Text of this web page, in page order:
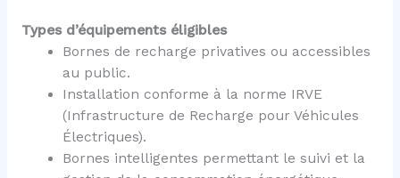
Types d’équipements éligibles
Bornes de recharge privatives ou accessibles
au public.
Installation conforme à la norme IRVE
(Infrastructure de Recharge pour Véhicules
Électriques).
Bornes intelligentes permettant le suivi et la